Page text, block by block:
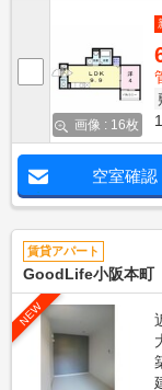
画像 : 16枚
空室確認
賃貸アパート
GoodLife小阪本町
NEW